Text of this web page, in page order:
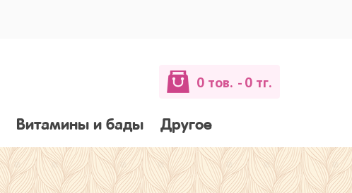
0 тов. - 0 тг.
Витамины и бады Другое